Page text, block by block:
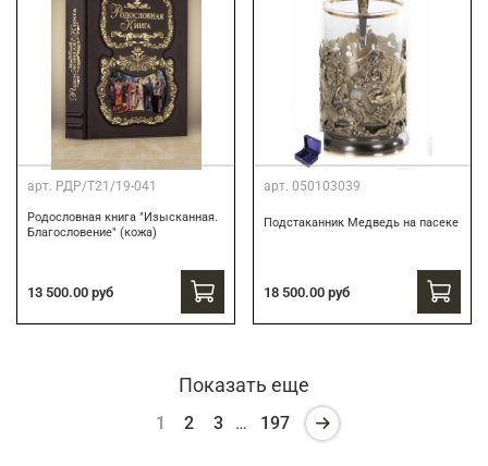
арт. РДР/Т21/19-041
Родословная книга "Изысканная.
Благословение" (кожа)
13 500.00 руб
арт. 050103039
Подстаканник Медведь на пасеке
18 500.00 руб
Показать еще
1 2 3 … 197